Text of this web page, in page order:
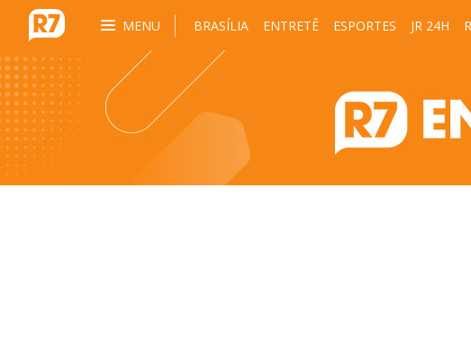
MENU BRASÍLIA ENTRETÊ ESPORTES JR 24H